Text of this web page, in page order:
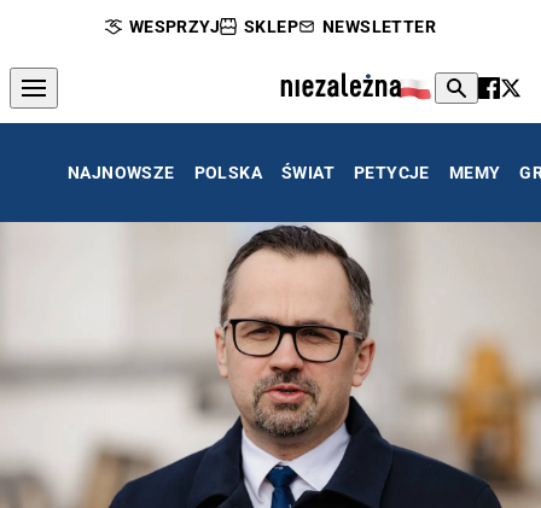
WESPRZYJ SKLEP NEWSLETTER
NAJNOWSZE POLSKA ŚWIAT PETYCJE MEMY